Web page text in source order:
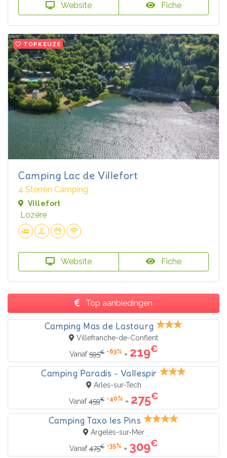
Website Fiche
TOPKEUZE
Camping Lac de Villefort
4 Sterren Camping
Villefort
Lozère
Website Fiche
Top aanbiedingen
Camping Mas de Lastourg
Villefranche-de-Conflent
Vanaf595€ -63% = 219€
Camping Paradis - Vallespir
Arles-sur-Tech
Vanaf459€ -40% = 275€
Camping Taxo les Pins
Argelès-sur-Mer
Vanaf475€ -35% = 309€